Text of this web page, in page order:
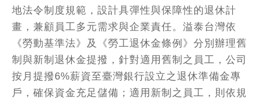
地法令制度規範，設計具彈性與保障性的退休計
畫，兼顧員工多元需求與企業責任。溢泰台灣依
《勞動基準法》及《勞工退休金條例》分別辦理舊
制與新制退休金提撥，針對適用舊制之員工，公司
按月提撥6%薪資至臺灣銀行設立之退休準備金專
戶，確保資金充足儲備；適用新制之員工，則依規